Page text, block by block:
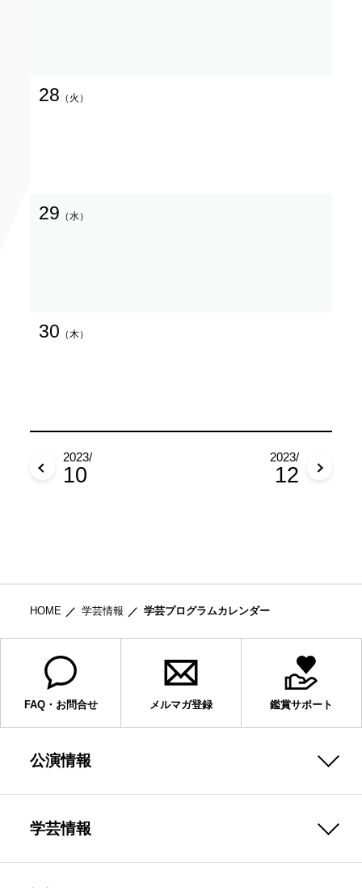
28 （火）
29 （水）
30 （木）
2023/
10
2023/
12
HOME 学芸情報 学芸プログラムカレンダー
FAQ・お問合せ メルマガ登録 鑑賞サポート
公演情報
学芸情報